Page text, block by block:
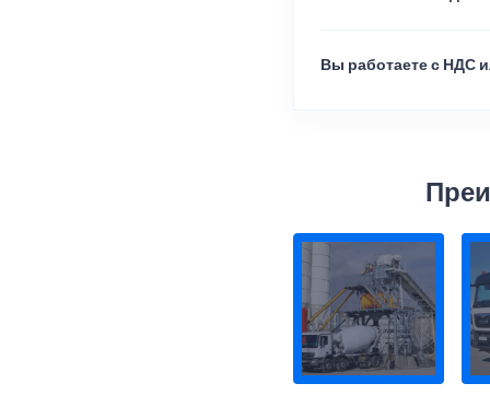
Вы работаете с НДС